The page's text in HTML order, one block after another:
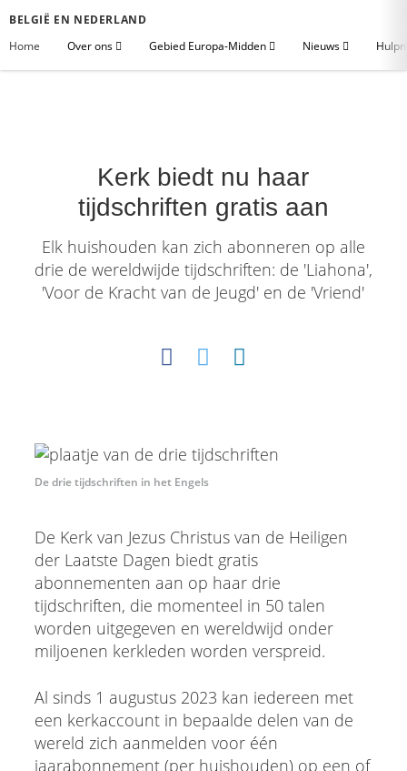
BELGIË EN NEDERLAND
Home
Over ons Gebied Europa-Midden Nieuws
Kerk biedt nu haar
tijdschriften gratis aan
Elk huishouden kan zich abonneren op alle
drie de wereldwijde tijdschriften: de 'Liahona',
'Voor de Kracht van de Jeugd' en de 'Vriend'
De drie tijdschriften in het Engels
De Kerk van Jezus Christus van de Heiligen
der Laatste Dagen biedt gratis
abonnementen aan op haar drie
tijdschriften, die momenteel in 50 talen
worden uitgegeven en wereldwijd onder
miljoenen kerkleden worden verspreid.
Al sinds 1 augustus 2023 kan iedereen met
een kerkaccount in bepaalde delen van de
wereld zich aanmelden voor één
jaarabonnement (per huishouden) op een of